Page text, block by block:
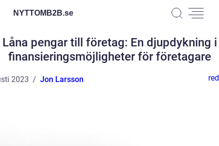
NYTTOMB2B.se
Låna pengar till företag: En djupdykning i
finansieringsmöjligheter för företagare
2023 Jon Larsson